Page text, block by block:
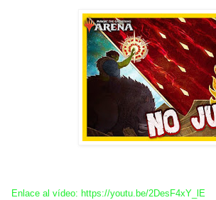
Enlace al vídeo: https://youtu.be/2DesF4xY_lE